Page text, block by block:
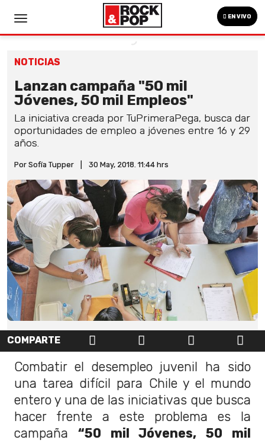
EN VIVO
NOTICIAS
Lanzan campaña "50 mil
Jóvenes, 50 mil Empleos"
La iniciativa creada por TuPrimeraPega, busca dar
oportunidades de empleo a jóvenes entre 16 y 29
años.
Por Sofía Tupper 30 May, 2018. 11:44 hrs
COMPARTE
Combatir el desempleo juvenil ha sido
una tarea difícil para Chile y el mundo
entero y una de las iniciativas que busca
hacer frente a este problema es la
campaña “50 mil Jóvenes, 50 mil